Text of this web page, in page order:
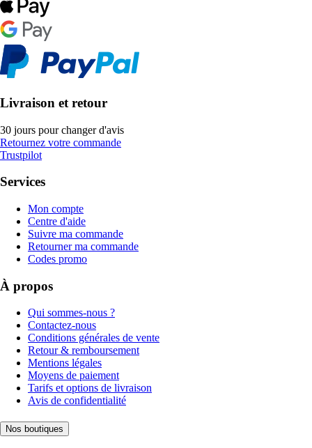
Livraison et retour
30 jours pour changer d'avis
Retournez votre commande
Trustpilot
Services
Mon compte
Centre d'aide
Suivre ma commande
Retourner ma commande
Codes promo
À propos
Qui sommes-nous ?
Contactez-nous
Conditions générales de vente
Retour & remboursement
Mentions légales
Moyens de paiement
Tarifs et options de livraison
Avis de confidentialité
Nos boutiques